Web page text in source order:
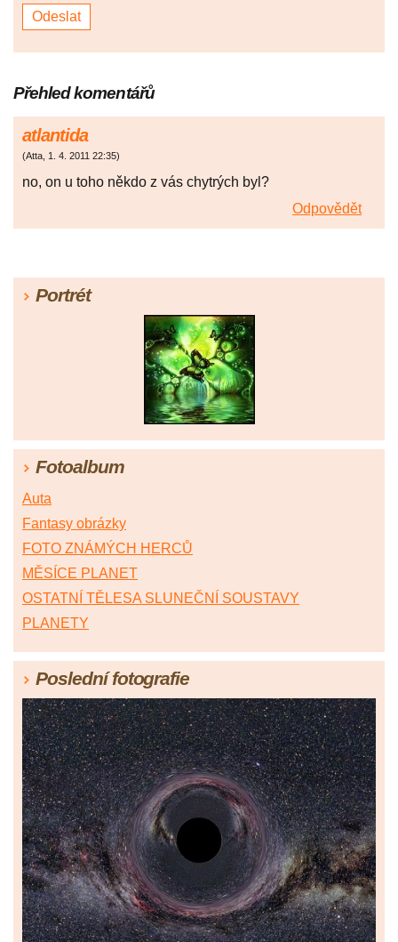
Přehled komentářů
atlantida
(Atta, 1. 4. 2011 22:35)
no, on u toho někdo z vás chytrých byl?
Odpovědět
Portrét
Fotoalbum
Auta
Fantasy obrázky
FOTO ZNÁMÝCH HERCŮ
MĚSÍCE PLANET
OSTATNÍ TĚLESA SLUNEČNÍ SOUSTAVY
PLANETY
Poslední fotografie